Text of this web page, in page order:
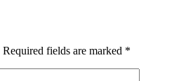
Required fields are marked *